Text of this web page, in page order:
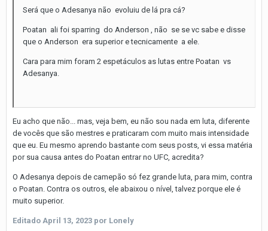
Será que o Adesanya não evoluiu de lá pra cá?
Poatan ali foi sparring do Anderson , não se se vc sabe e disse
que o Anderson era superior e tecnicamente a ele.
Cara para mim foram 2 espetáculos as lutas entre Poatan vs
Adesanya.
Eu acho que não... mas, veja bem, eu não sou nada em luta, diferente
de vocês que são mestres e praticaram com muito mais intensidade
que eu. Eu mesmo aprendo bastante com seus posts, vi essa matéria
por sua causa antes do Poatan entrar no UFC, acredita?
O Adesanya depois de camepão só fez grande luta, para mim, contra
o Poatan. Contra os outros, ele abaixou o nível, talvez porque ele é
muito superior.
Editado April 13, 2023 por Lonely